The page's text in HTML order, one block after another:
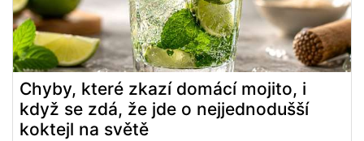
Chyby, které zkazí domácí mojito, i
když se zdá, že jde o nejjednodušší
koktejl na světě